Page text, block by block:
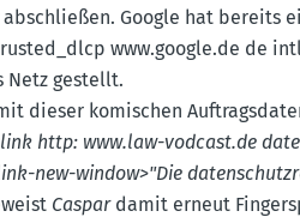
Google hat
www.​google.​de de
Netz gestellt.
dieser komischen
http: www.​law-​vodcast.​de
new-window>"Die
Caspardamit erneut